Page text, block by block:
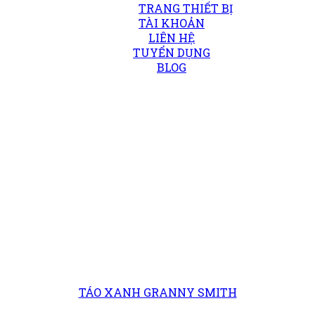
TRANG THIẾT BỊ
TÀI KHOẢN
LIÊN HỆ
TUYỂN DỤNG
BLOG
TÁO XANH GRANNY SMITH